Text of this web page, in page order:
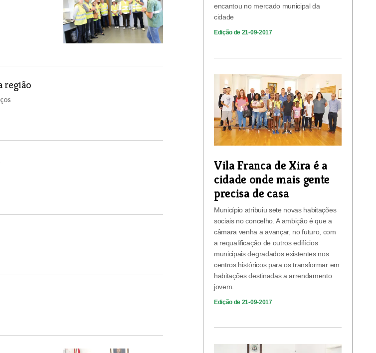
região
encantou no mercado municipal da
cidade
Edição de 21-09-2017
Vila Franca de Xira é a
cidade onde mais gente
precisa de casa
Município atribuiu sete novas habitações
sociais no concelho. A ambição é que a
câmara venha a avançar, no futuro, com
a requalificação de outros edifícios
municipais degradados existentes nos
centros históricos para os transformar em
habitações destinadas a arrendamento
jovem.
Edição de 21-09-2017